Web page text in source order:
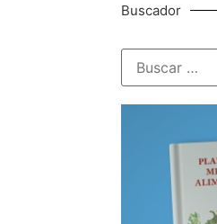
Buscador